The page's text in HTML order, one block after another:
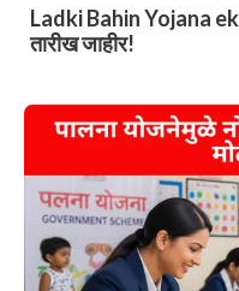
Ladki Bahin Yojana
तारीख जाहीर!